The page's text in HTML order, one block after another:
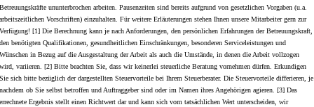
Betreuungskräfte ununterbrochen arbeiten. Pausenzeiten sind bereits aufgrund von gesetzlichen Vorgaben (u.a.
arbeitszeitlichen Vorschriften) einzuhalten. Für weitere Erläuterungen stehen Ihnen unsere Mitarbeiter gern zur
Verfügung! [1] Die Berechnung kann je nach Anforderungen, den persönlichen Erfahrungen der Betreuungskraft,
den benötigten Qualifikationen, gesundheitlichen Einschränkungen, besonderen Serviceleistungen und
Wünschen in Bezug auf die Ausgestaltung der Arbeit als auch die Umstände, in denen die Arbeit vollzogen
wird, variieren. [2] Bitte beachten Sie, dass wir keinerlei steuerliche Beratung vornehmen dürfen. Erkundigen
Sie sich bitte bezüglich der dargestellten Steuervorteile bei Ihrem Steuerberater. Die Steuervorteile differieren, je
nachdem ob Sie selbst betroffen und Auftraggeber sind oder im Namen ihres Angehörigen agieren. [3] Das
errechnete Ergebnis stellt einen Richtwert dar und kann sich vom tatsächlichen Wert unterscheiden, wir